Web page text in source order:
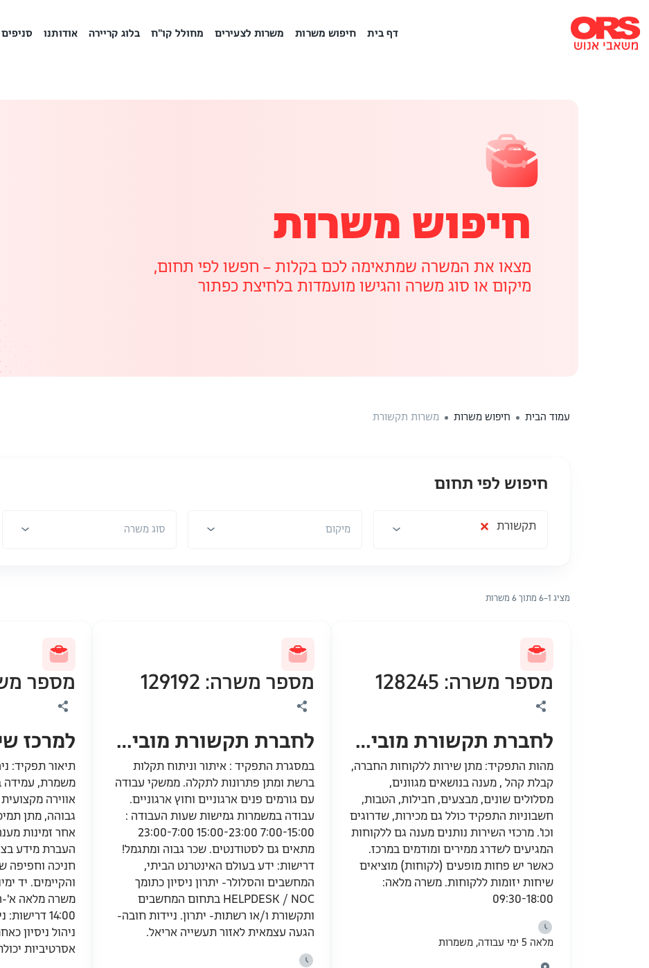
דף בית חיפוש משרות משרות לצעירים מחולל קו"ח בלוג קריירה אודותנו סניפים
חיפוש משרות
מצאו את המשרה שמתאימה לכם בקלות – חפשו לפי תחום,
מיקום או סוג משרה והגישו מועמדות בלחיצת כפתור
עמוד הבית חיפוש משרות משרות תקשורת
חיפוש לפי תחום
× תקשורת מיקום סוג משרה
מציג 1–6 מתוך 6 משרות
מספר משרה: 128245
לחברת תקשורת מובילה דרוש/ה נציג/ת מכירה ושירות
מהות התפקיד: מתן שירות ללקוחות החברה,
קבלת קהל , מענה בנושאים מגוונים,
מסלולים שונים, מבצעים, חבילות, הטבות,
חשבוניות התפקיד כולל גם מכירות, שדרוגים
וכו'. מרכזי השירות נותנים מענה גם ללקוחות
המגיעים לשדרג ממירים ומודמים במרכז.
כאשר יש פחות מופעים (לקוחות) מוציאים
שיחות יזומות ללקוחות. משרה מלאה:
09:30-18:00
מלאה 5 ימי עבודה, משמרות
מספר משרה: 129192
לחברת תקשורת מובילה דרוש\ה בקר\ית NOC
במסגרת התפקיד : איתור וניתוח תקלות
ברשת ומתן פתרונות לתקלה. ממשקי עבודה
עם גורמים פנים ארגוניים וחוץ ארגוניים.
עבודה במשמרות גמישות שעות העבודה :
7:00-15:00 15:00-23:00 23:00-7:00
מתאים גם לסטודנטים. שכר גבוה ומתגמל!
דרישות: ידע בעולם האינטרנט הביתי,
המחשבים והסלולר- יתרון ניסיון כתומך
HELPDESK / NOC בתחום המחשבים
ותקשורת ו/או רשתות- יתרון. ניידות חובה-
הגעה עצמאית לאזור תעשייה אריאל.
מספר משרה:
תיאור תפקיד:
משמרת, עמידה
אווירה
גבוהה, מתן
אחר זמינות
העברת מידע
חניכה וחפיפה
והקיימים. יד
14:00
ניהול ניסיון
אסרטיביות